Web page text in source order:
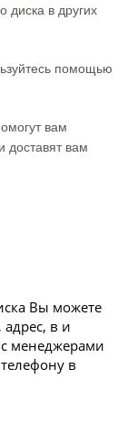
диска в других
помощью
вам
доставят вам
Вы можете
адрес, в и
с менеджерами
в